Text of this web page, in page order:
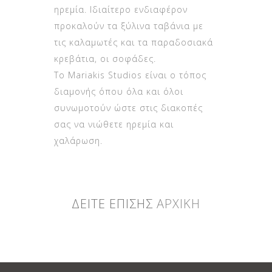
ηρεμία. Ιδιαίτερο ενδιαφέρον
προκαλούν τα ξύλινα ταβάνια με
τις καλαμωτές και τα παραδοσιακά
κρεβάτια, οι σοφάδες.
Το Mariakis Studios είναι ο τόπος
διαμονής όπου όλα και όλοι
συνωμοτούν ώστε στις διακοπές
σας να νιώθετε ηρεμία και
χαλάρωση.
ΔΕΙΤΕ ΕΠΙΣΗΣ ΑΡΧΙΚΗ